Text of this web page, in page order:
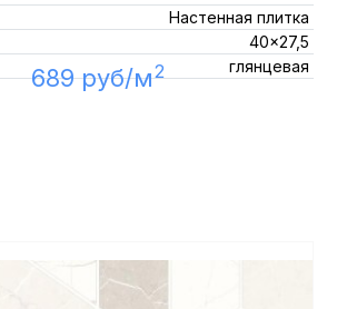
Настенная плитка
40x27,5
глянцевая
689 руб/м2